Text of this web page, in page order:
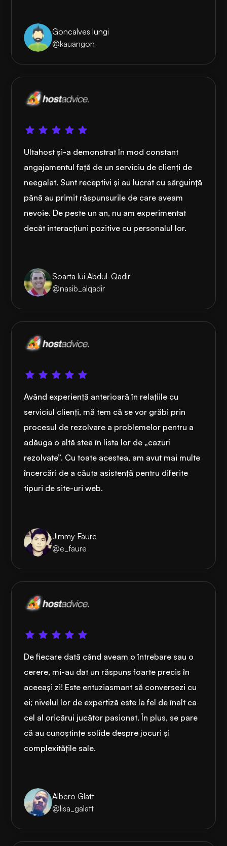
Goncalves lungi
@kauangon
Ultahost și-a demonstrat în mod constant
angajamentul față de un serviciu de clienți de
neegalat. Sunt receptivi și au lucrat cu sârguință
până au primit răspunsurile de care aveam
nevoie. De peste un an, nu am experimentat
decât interacțiuni pozitive cu personalul lor.
Soarta lui Abdul-Qadir
@nasib_alqadir
Având experiență anterioară în relațiile cu
serviciul clienți, mă tem că se vor grăbi prin
procesul de rezolvare a problemelor pentru a
adăuga o altă stea în lista lor de „cazuri
rezolvate”. Cu toate acestea, am avut mai multe
încercări de a căuta asistență pentru diferite
tipuri de site-uri web.
Jimmy Faure
@e_faure
De fiecare dată când aveam o întrebare sau o
cerere, mi-au dat un răspuns foarte precis în
aceeași zi! Este entuziasmant să conversezi cu
ei; nivelul lor de expertiză este la fel de înalt ca
cel al oricărui jucător pasionat. În plus, se pare
că au cunoștințe solide despre jocuri și
complexitățile sale.
Albero Glatt
@lisa_galatt